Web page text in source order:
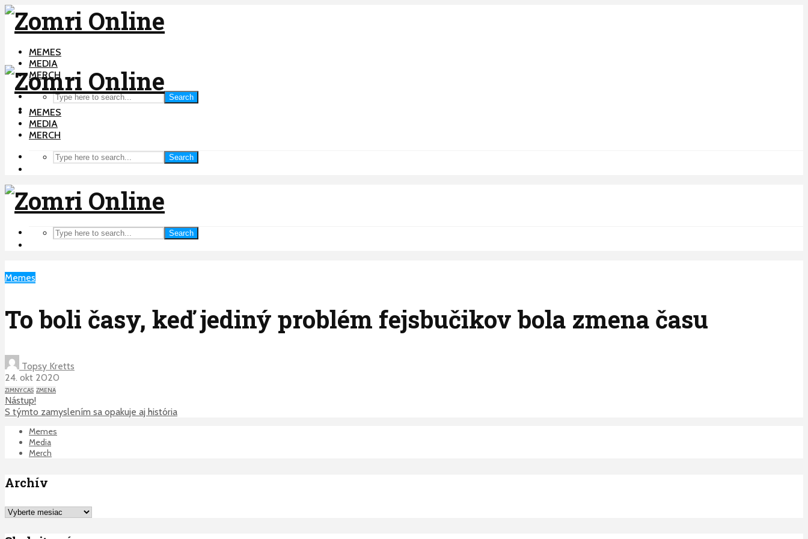
MEMES
MEDIA
MERCH
Search
MEMES
MEDIA
MERCH
Search
Search
Memes
To boli časy, keď jediný problém fejsbučikov bola zmena času
Topsy Kretts
24. okt 2020
ZIMNY CAS ZMENA
Nástup!
S týmto zamyslením sa opakuje aj história
Memes
Media
Merch
Archív
Archív